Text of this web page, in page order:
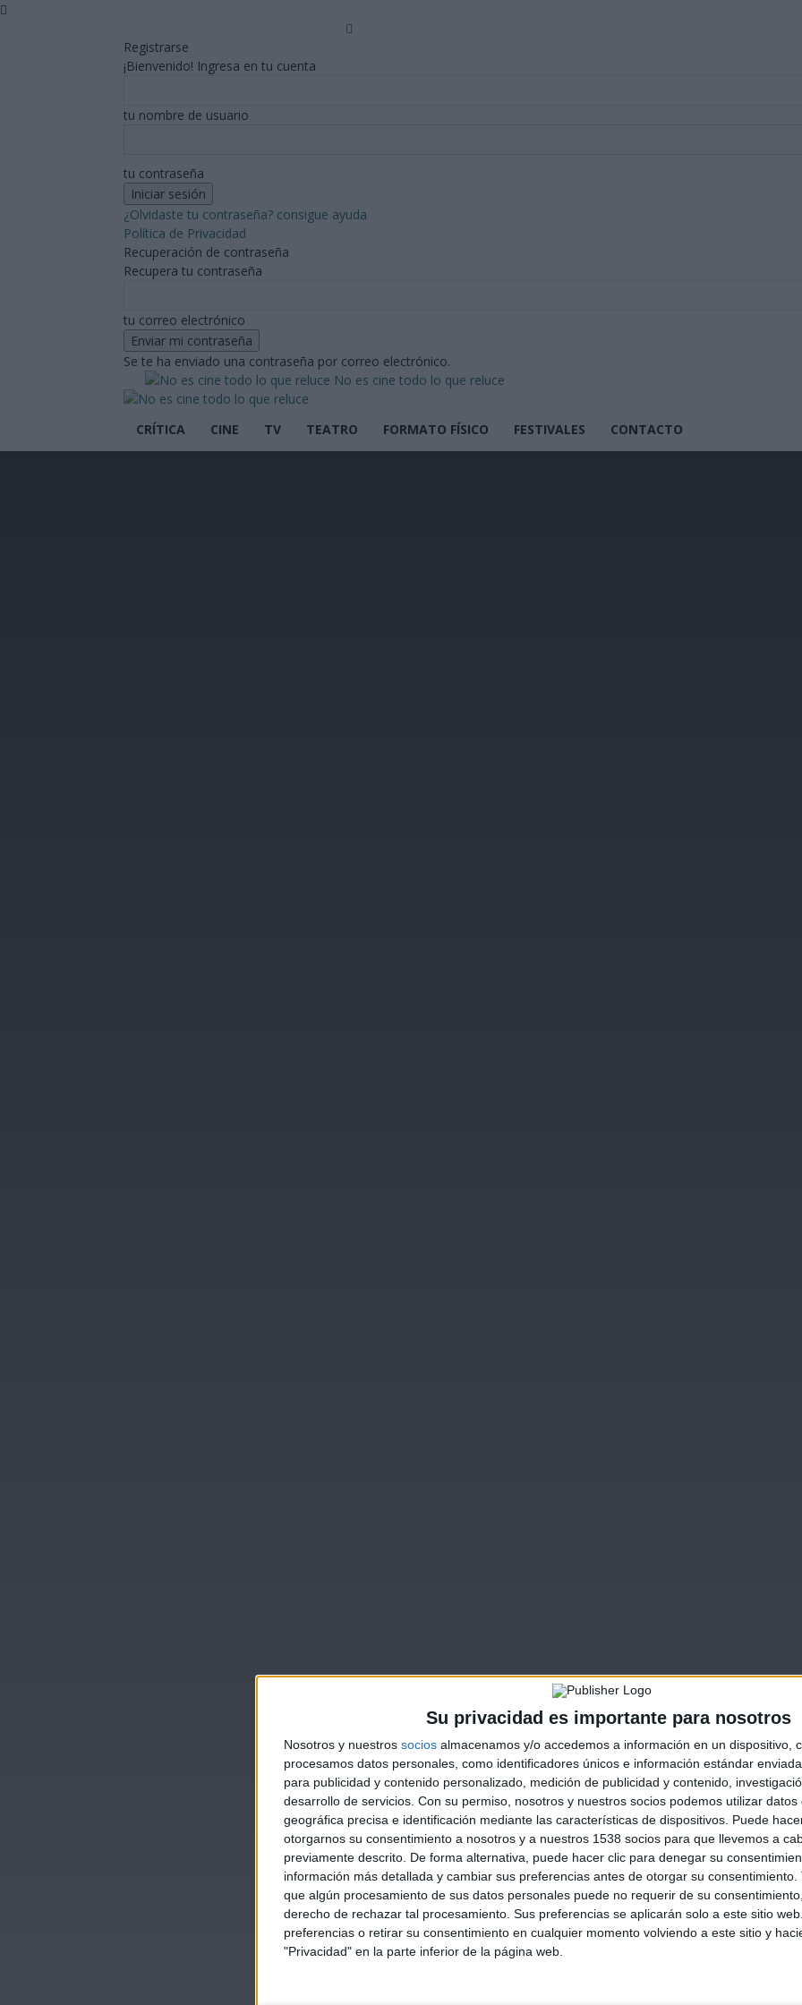
Su privacidad es importante para nosotros
Nosotros y nuestros socios almacenamos y/o accedemos a información en un dispositivo,
procesamos datos personales, como identificadores únicos e información estándar
para publicidad y contenido personalizado, medición de publicidad y contenido,
desarrollo de servicios. Con su permiso, nosotros y nuestros socios podemos utilizar datos
geográfica precisa e identificación mediante las características de dispositivos. Puede
otorgarnos su consentimiento a nosotros y a nuestros 1538 socios para que llevemos a
previamente descrito. De forma alternativa, puede hacer clic para denegar su
información más detallada y cambiar sus preferencias antes de otorgar su consentimiento.
que algún procesamiento de sus datos personales puede no requerir de su
derecho de rechazar tal procesamiento. Sus preferencias se aplicarán solo a este sitio
preferencias o retirar su consentimiento en cualquier momento volviendo a este sitio y
"Privacidad" en la parte inferior de la página web.
Registrarse
¡Bienvenido! Ingresa en tu cuenta
tu nombre de usuario
tu contraseña
¿Olvidaste tu contraseña? consigue ayuda
Política de Privacidad
Recuperación de contraseña
Recupera tu contraseña
tu correo electrónico
Se te ha enviado una contraseña por correo electrónico.
No es cine todo lo que reluce
CRÍTICA CINE TV TEATRO FORMATO FÍSICO FESTIVALES CONTACTO